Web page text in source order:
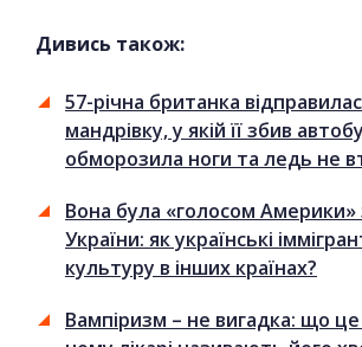
Дивись також:
57-річна британка
мандрівку, у якій її збив
обморозила ноги та ледь не
Вона була «голосом
України: як українські
культуру в інших країнах?
Вампіризм – не вигадка: що це